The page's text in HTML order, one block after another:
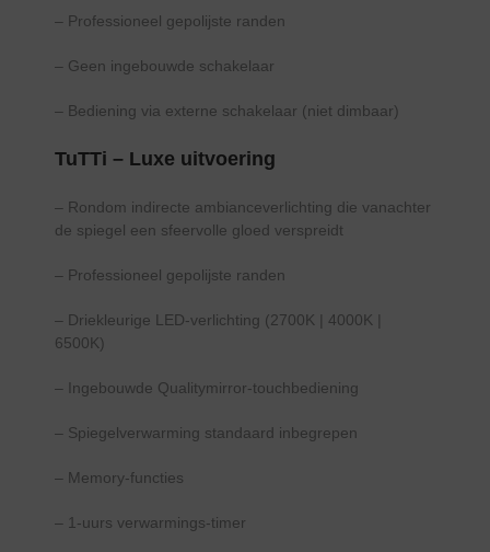
– Professioneel gepolijste randen
– Geen ingebouwde schakelaar
– Bediening via externe schakelaar (niet dimbaar)
TuTTi – Luxe uitvoering
– Rondom indirecte ambianceverlichting die vanachter
de spiegel een sfeervolle gloed verspreidt
– Professioneel gepolijste randen
– Driekleurige LED-verlichting (2700K | 4000K |
6500K)
– Ingebouwde Qualitymirror-touchbediening
– Spiegelverwarming standaard inbegrepen
– Memory-functies
– 1-uurs verwarmings-timer